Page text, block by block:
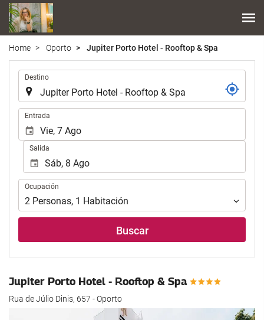
Home Oporto Jupiter Porto Hotel - Rooftop & Spa
Destino
Entrada
Salida
Ocupación
Ocupación
2 Personas, 1 Habitación
Buscar
Jupiter Porto Hotel - Rooftop & Spa
Rua de Júlio Dinis, 657 - Oporto